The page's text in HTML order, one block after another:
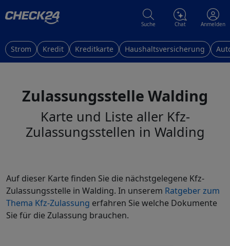
Suche Chat Anmelden
Strom Kredit Kreditkarte Haushaltsversicherung
Zulassungsstelle Walding
Karte und Liste aller Kfz-
Zulassungsstellen in Walding
Auf dieser Karte finden Sie die nächstgelegene Kfz-
Zulassungsstelle in Walding. In unserem Ratgeber zum
Thema Kfz-Zulassung erfahren Sie welche Dokumente
Sie für die Zulassung brauchen.